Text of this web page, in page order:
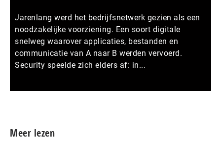
Jarenlang werd het bedrijfsnetwerk gezien als een
noodzakelijke voorziening. Een soort digitale
snelweg waarover applicaties, bestanden en
communicatie van A naar B werden vervoerd.
Security speelde zich elders af: in...
Meer lezen